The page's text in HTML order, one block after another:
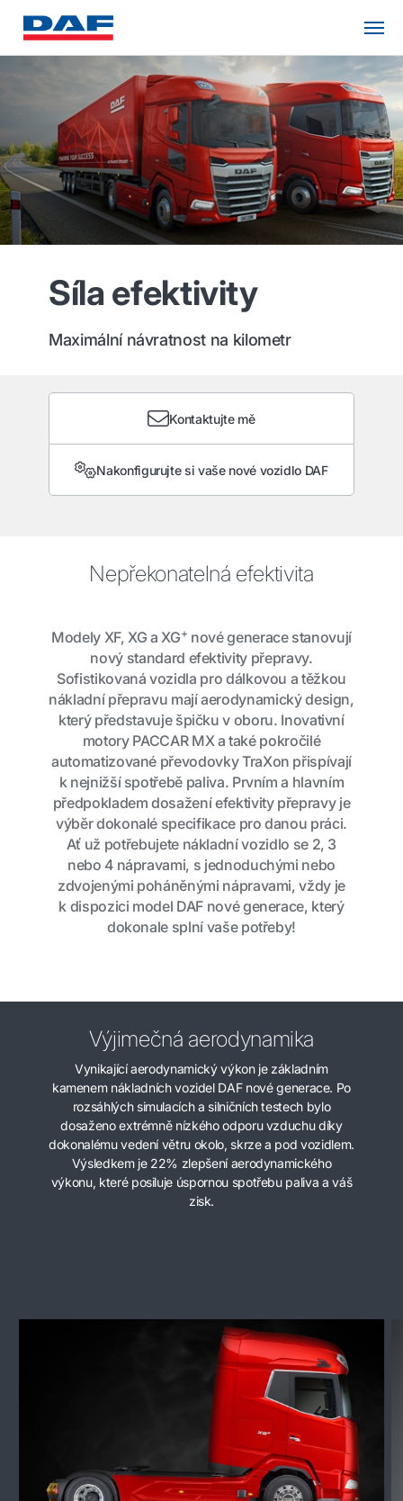
Síla efektivity
Maximální návratnost na kilometr
Kontaktujte mě
Nakonfigurujte si vaše nové vozidlo DAF
Nepřekonatelná efektivita
Modely XF, XG a XG+ nové generace stanovují
nový standard efektivity přepravy.
Sofistikovaná vozidla pro dálkovou a těžkou
nákladní přepravu mají aerodynamický design,
který představuje špičku v oboru. Inovativní
motory PACCAR MX a také pokročilé
automatizované převodovky TraXon přispívají
k nejnižší spotřebě paliva. Prvním a hlavním
předpokladem dosažení efektivity přepravy je
výběr dokonalé specifikace pro danou práci.
Ať už potřebujete nákladní vozidlo se 2, 3
nebo 4 nápravami, s jednoduchými nebo
zdvojenými poháněnými nápravami, vždy je
k dispozici model DAF nové generace, který
dokonale splní vaše potřeby!
Výjimečná aerodynamika
Vynikající aerodynamický výkon je základním
kamenem nákladních vozidel DAF nové generace. Po
rozsáhlých simulacích a silničních testech bylo
dosaženo extrémně nízkého odporu vzduchu díky
dokonalému vedení větru okolo, skrze a pod vozidlem.
Výsledkem je 22% zlepšení aerodynamického
výkonu, které posiluje úspornou spotřebu paliva a váš
zisk.